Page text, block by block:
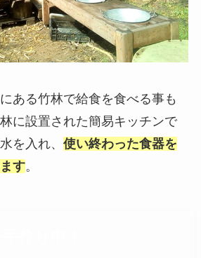
ある竹林で給食を食べる事も
に設置された簡易キッチンで
を入れ、 使い終わった食器を
す。